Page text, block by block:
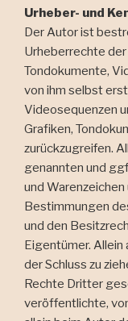
Urheber- und
Der Autor ist
Urheberrechte
Tondokumente,
von ihm selbst
Videosequenzen
Grafiken,
zurückzugreifen.
genannten und
und
Bestimmungen
und den
Eigentümer.
der Schluss zu
Rechte Dritter
veröffentlichte,